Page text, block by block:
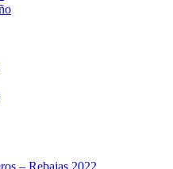
– Rebajas 2022